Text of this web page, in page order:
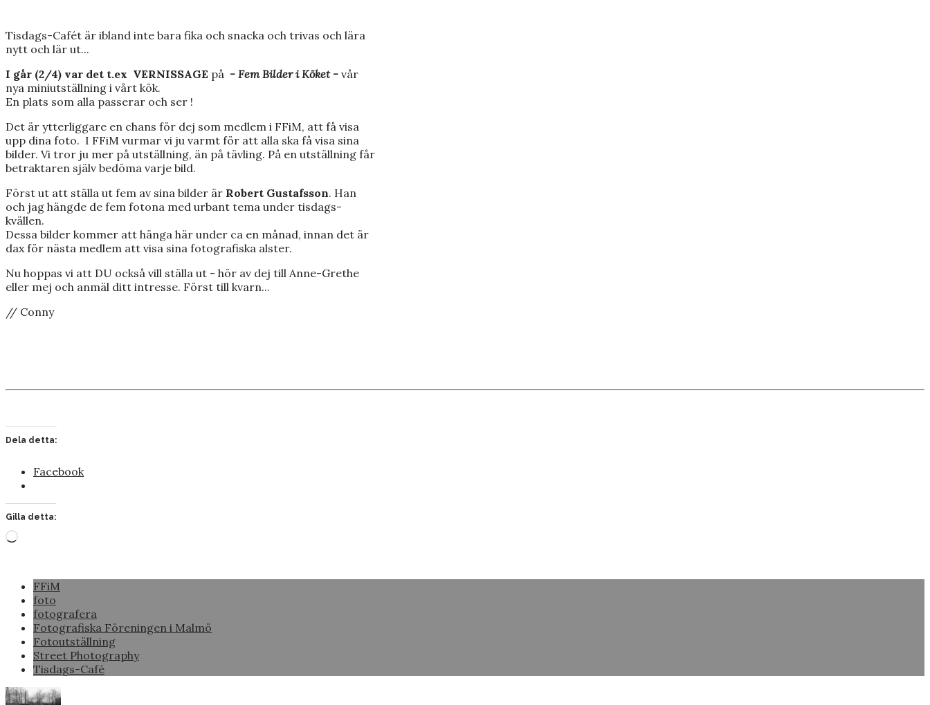
Tisdags-Cafét är ibland inte bara fika och snacka och trivas och lära
nytt och lär ut...
I går (2/4) var det t.ex VERNISSAGE på - Fem Bilder i Köket - vår
nya miniutställning i vårt kök.
En plats som alla passerar och ser !
Det är ytterliggare en chans för dej som medlem i FFiM, att få visa
upp dina foto. I FFiM vurmar vi ju varmt för att alla ska få visa sina
bilder. Vi tror ju mer på utställning, än på tävling. På en utställning får
betraktaren själv bedöma varje bild.
Först ut att ställa ut fem av sina bilder är Robert Gustafsson. Han
och jag hängde de fem fotona med urbant tema under tisdags-
kvällen.
Dessa bilder kommer att hänga här under ca en månad, innan det är
dax för nästa medlem att visa sina fotografiska alster.
Nu hoppas vi att DU också vill ställa ut - hör av dej till Anne-Grethe
eller mej och anmäl ditt intresse. Först till kvarn...
// Conny
Dela detta:
Facebook
Gilla detta:
Laddar
FFiM
foto
fotografera
Fotografiska Föreningen i Malmö
Fotoutställning
Street Photography
Tisdags-Café